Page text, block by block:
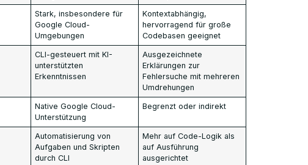
Stark, insbesondere für
Google Cloud-
Umgebungen
Kontextabhängig,
hervorragend für große
Codebasen geeignet
CLI-gesteuert mit KI-
unterstützten
Erkenntnissen
Ausgezeichnete
Erklärungen zur
Fehlersuche mit mehreren
Umdrehungen
Native Google Cloud-
Unterstützung
Begrenzt oder indirekt
Automatisierung von
Aufgaben und Skripten
durch CLI
Mehr auf Code-Logik als
auf Ausführung
ausgerichtet